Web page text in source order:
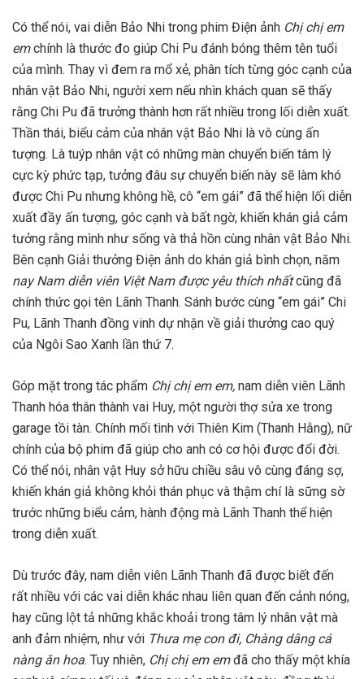
Có thể nói, vai diễn Bảo Nhi trong phim Điện ảnh Chị chị em
emchính là thước đo giúp Chi Pu đánh bóng thêm tên tuổi
của mình. Thay vì đem ra mổ xẻ, phân tích từng góc cạnh của
nhân vật Bảo Nhi, người xem nếu nhìn khách quan sẽ thấy
rằng Chi Pu đã trưởng thành hơn rất nhiều trong lối diễn xuất.
Thần thái, biểu cảm của nhân vật Bảo Nhi là vô cùng ấn
tượng. Là tuýp nhân vật có những màn chuyển biến tâm lý
cực kỳ phức tạp, tưởng đâu sự chuyển biến này sẽ làm khó
được Chi Pu nhưng không hề, cô “em gái” đã thể hiện lối diễn
xuất đầy ấn tượng, góc cạnh và bất ngờ, khiến khán giả cảm
tưởng rằng mình như sống và thả hồn cùng nhân vật Bảo Nhi.
Bên cạnh Giải thưởng Điện ảnh do khán giả bình chọn, năm
nay Nam diễn viên Việt Nam được yêu thích nhấtcũng đã
chính thức gọi tên Lãnh Thanh. Sánh bước cùng “em gái” Chi
Pu, Lãnh Thanh đồng vinh dự nhận về giải thưởng cao quý
của Ngôi Sao Xanh lần thứ 7.
Góp mặt trong tác phẩm Chị chị em em, nam diễn viên Lãnh
Thanh hóa thân thành vai Huy, một người thợ sửa xe trong
garage tồi tàn. Chính mối tình với Thiên Kim (Thanh Hằng), nữ
chính của bộ phim đã giúp cho anh có cơ hội được đổi đời.
Có thể nói, nhân vật Huy sở hữu chiều sâu vô cùng đáng sợ,
khiến khán giả không khỏi thán phục và thậm chí là sững sờ
trước những biểu cảm, hành động mà Lãnh Thanh thể hiện
trong diễn xuất.
Dù trước đây, nam diễn viên Lãnh Thanh đã được biết đến
rất nhiều với các vai diễn khác nhau liên quan đến cảnh nóng,
hay cũng lột tả những khắc khoải trong tâm lý nhân vật mà
anh đảm nhiệm, như với Thưa mẹ con đi, Chàng dâng cá
nàng ăn hoa. Tuy nhiên, Chị chị em emđã cho thấy một khía